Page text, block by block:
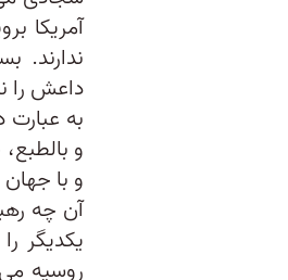
آمریکا
ندارند.
داعش را
به
و
و با
آن چه
یکدیگر
روسیه